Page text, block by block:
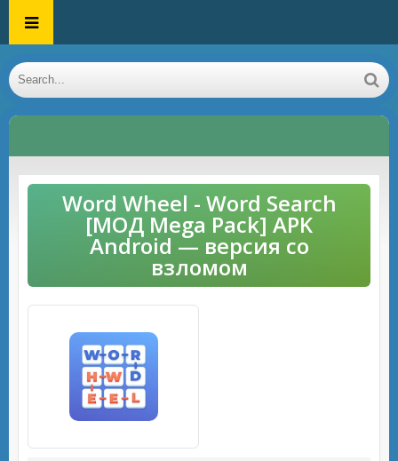
Word Wheel - Word Search
[МОД Mega Pack] APK
Android — версия со
взломом